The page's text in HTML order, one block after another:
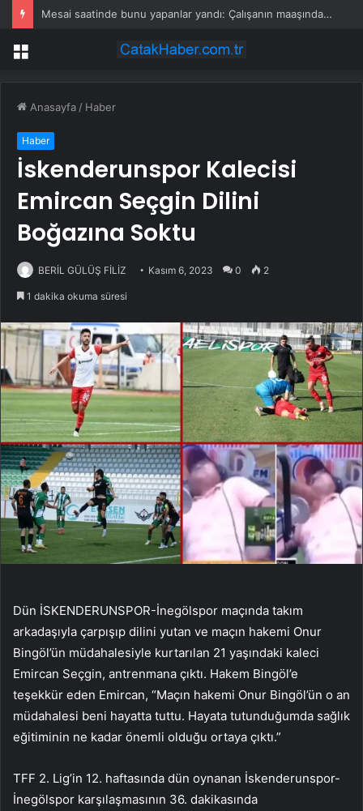
Perdenin arkasında yoksulluk var
Menü
Anasayfa / Haber
Haber
İskenderunspor Kalecisi
Emircan Seçgin Dilini
Boğazına Soktu
BERİL GÜLÜŞ FİLİZ Kasım 6, 2023 0 2
1 dakika okuma süresi
Dün İSKENDERUNSPOR-İnegölspor maçında takım
arkadaşıyla çarpışıp dilini yutan ve maçın hakemi Onur
Bingöl’ün müdahalesiyle kurtarılan 21 yaşındaki kaleci
Emircan Seçgin, antrenmana çıktı. Hakem Bingöl’e
teşekkür eden Emircan, “Maçın hakemi Onur Bingöl’ün o an
müdahalesi beni hayatta tuttu. Hayata tutunduğumda sağlık
eğitiminin ne kadar önemli olduğu ortaya çıktı.”
TFF 2. Lig’in 12. haftasında dün oynanan İskenderunspor-
İnegölspor karşılaşmasının 36. dakikasında